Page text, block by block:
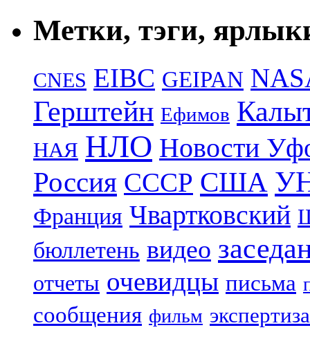
Метки, тэги,
CNES EIBC GEIPAN
Герштейн Ефимов
НАЯ НЛО Новости
Россия СССР США
Франция Чвартковский
бюллетень видео
отчеты очевидцы письма
сообщения фильм экспертиза